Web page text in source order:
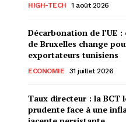
HIGH-TECH 1 août 2026
Décarbonation de l’UE :
de Bruxelles change
exportateurs tunisiens
ECONOMIE 31 juillet 2026
Taux directeur : la BCT
prudente face à une